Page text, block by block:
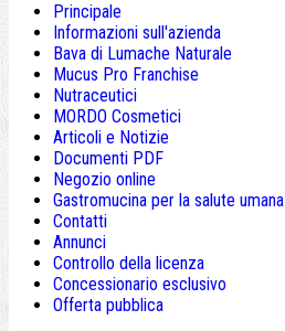
Principale
Informazioni sull'azienda
Bava di Lumache Naturale
Mucus Pro Franchise
Nutraceutici
MORDO Cosmetici
Articoli e Notizie
Documenti PDF
Negozio online
Gastromucina per la salute umana
Contatti
Annunci
Controllo della licenza
Concessionario esclusivo
Offerta pubblica